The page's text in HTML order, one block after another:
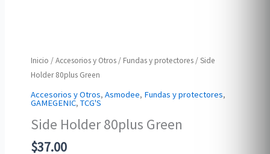
Inicio /Accesorios y Otros / Fundas y protectores / Side
Holder 80plus Green
Accesorios y Otros,Asmodee, Fundas y protectores,
GAMEGENIC,TCG'S
Side Holder 80plus Green
$37.00